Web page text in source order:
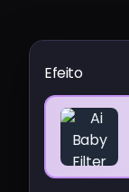
Efeito